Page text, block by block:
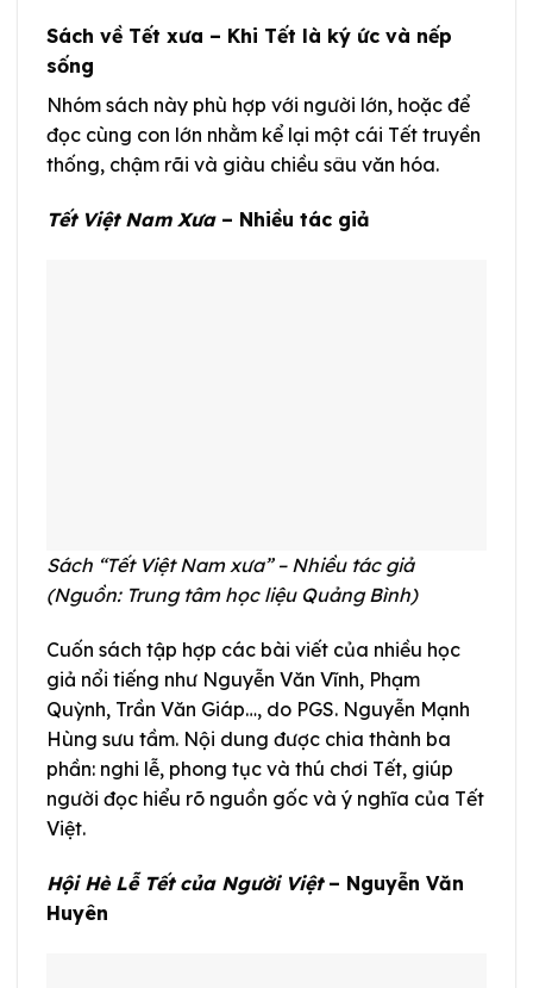
Sách về Tết xưa – Khi Tết là ký ức và nếp
sống
Nhóm sách này phù hợp với người lớn, hoặc để
đọc cùng con lớn nhằm kể lại một cái Tết truyền
thống, chậm rãi và giàu chiều sâu văn hóa.
Tết Việt Nam Xưa– Nhiều tác giả
Sách “Tết Việt Nam xưa” – Nhiều tác giả
(Nguồn: Trung tâm học liệu Quảng Bình)
Cuốn sách tập hợp các bài viết của nhiều học
giả nổi tiếng như Nguyễn Văn Vĩnh, Phạm
Quỳnh, Trần Văn Giáp…, do PGS. Nguyễn Mạnh
Hùng sưu tầm. Nội dung được chia thành ba
phần: nghi lễ, phong tục và thú chơi Tết, giúp
người đọc hiểu rõ nguồn gốc và ý nghĩa của Tết
Việt.
Hội Hè Lễ Tết của Người Việt– Nguyễn Văn
Huyên